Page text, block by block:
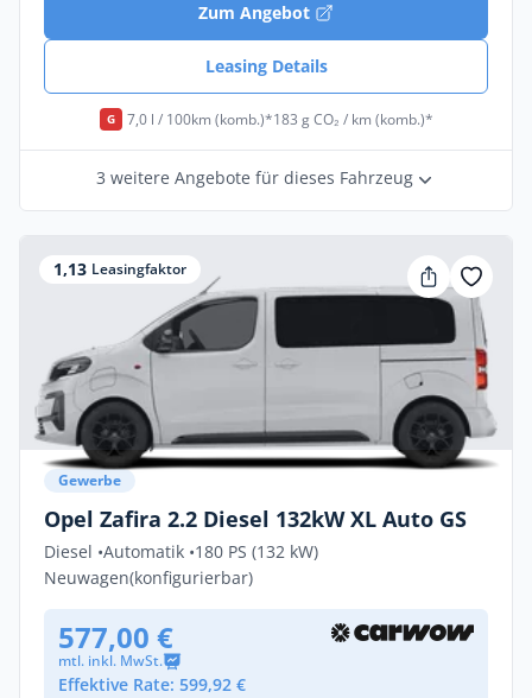
Zum Angebot
Leasing Details
G 7,0 l / 100km (komb.)*183 g CO₂ / km (komb.)*
3 weitere Angebote für dieses Fahrzeug
1,13 Leasingfaktor
Gewerbe
Opel Zafira 2.2 Diesel 132kW XL Auto GS
Diesel •Automatik •180 PS (132 kW)
Neuwagen(konfigurierbar)
577,00 €
mtl. inkl. MwSt.
Effektive Rate: 599,92 €